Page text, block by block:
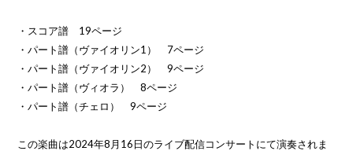
・スコア譜 19ページ
・パート譜（ヴァイオリン1） 7ページ
・パート譜（ヴァイオリン2） 9ページ
・パート譜（ヴィオラ） 8ページ
・パート譜（チェロ） 9ページ
この楽曲は2024年8月16日のライブ配信コンサートにて演奏されま